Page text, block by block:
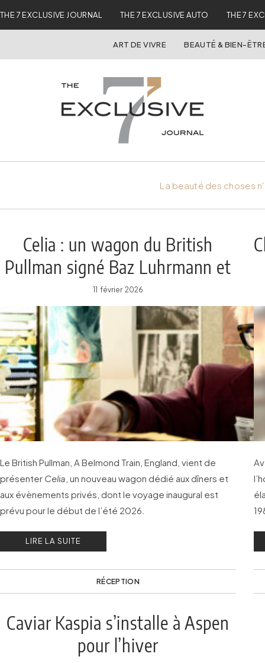
THE 7 EXCLUSIVE JOURNAL THE 7 EXCLUSIVE AUTO THE 7
ART DE VIVRE BEAUTÉ & BIEN-
La beauté des choses
Celia : un wagon du British
Pullman signé Baz Luhrmann et
Catherine Martin
11 février 2026
Le British Pullman, A Belmond Train, England, vient de
présenter Celia , un nouveau wagon dédié aux dîners et
aux évènements privés, dont le voyage inaugural est
prévu pour le début de l’été 2026.
LIRE LA SUITE
RÉCEPTION
Caviar Kaspia s’installe à Aspen
pour l’hiver